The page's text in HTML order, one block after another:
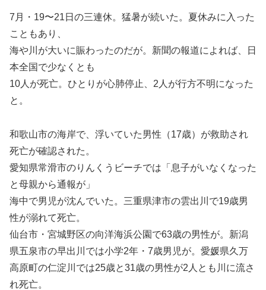
7月・19〜21日の三連休。猛暑が続いた。夏休みに入った
こともあり、
海や川が大いに賑わったのだが。新聞の報道によれば、日
本全国で少なくとも
10人が死亡。ひとりが心肺停止、2人が行方不明になった
と。
和歌山市の海岸で、浮いていた男性（17歳）が救助され
死亡が確認された。
愛知県常滑市のりんくうビーチでは「息子がいなくなった
と母親から通報が」
海中で男児が沈んでいた。三重県津市の雲出川で19歳男
性が溺れて死亡。
仙台市・宮城野区の向洋海浜公園で63歳の男性が。新潟
県五泉市の早出川では小学2年・7歳男児が。愛媛県久万
高原町の仁淀川では25歳と31歳の男性が2人とも川に流さ
れ死亡。